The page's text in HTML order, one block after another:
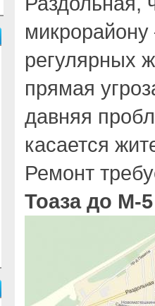
микрорайону
регулярных
прямая
давняя
касается
Ремонт
Тоаза до М-